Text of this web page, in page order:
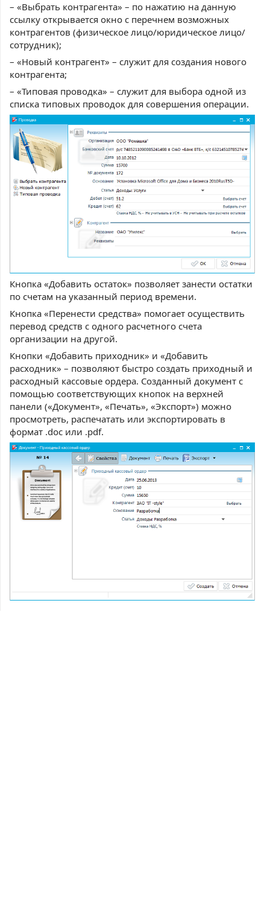
– «Выбрать контрагента» – по нажатию на данную
ссылку открывается окно с перечнем возможных
контрагентов (физическое лицо/юридическое лицо/
сотрудник);
– «Новый контрагент» – служит для создания нового
контрагента;
– «Типовая проводка» – служит для выбора одной из
списка типовых проводок для совершения операции.
Кнопка «Добавить остаток» позволяет занести остатки
по счетам на указанный период времени.
Кнопка «Перенести средства» помогает осуществить
перевод средств с одного расчетного счета
организации на другой.
Кнопки «Добавить приходник» и «Добавить
расходник» – позволяют быстро создать приходный и
расходный кассовые ордера. Созданный документ с
помощью соответствующих кнопок на верхней
панели («Документ», «Печать», «Экспорт») можно
просмотреть, распечатать или экспортировать в
формат .doc или .pdf.